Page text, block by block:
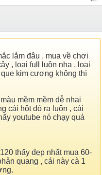
lắm đâu , mua về chơi
, loại full luôn nha , loại
kim cương không thì
mềm mềm dễ nhai
cái hột đó ra luôn , cái
youtube nó chạy quá
thấy đẹp nhất mua 60-
quang , cái này cà 1